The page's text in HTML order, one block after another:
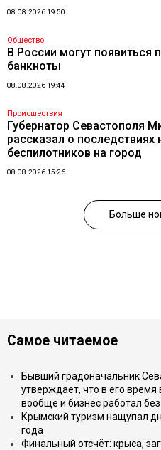
08.08.2026 19:50
Общество
В России могут
банкноты
08.08.2026 19:44
Происшествия
Губернатор Севастополя
рассказал о последствиях
беспилотников на город
08.08.2026 15:26
Больше
Самое читаемое
Бывший градоначальник
утверждает, что в его время
вообще и бизнес работал без
Крымский туризм нащупал
года
Финальный отсчёт: крыса,